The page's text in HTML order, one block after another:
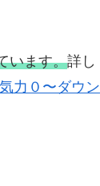
います。詳し
力０〜ダウン